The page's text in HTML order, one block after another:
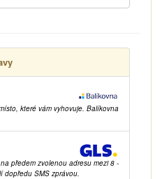
které vám vyhovuje. Balíkovna
předem zvolenou adresu mezi 8 -
dopředu SMS zprávou.